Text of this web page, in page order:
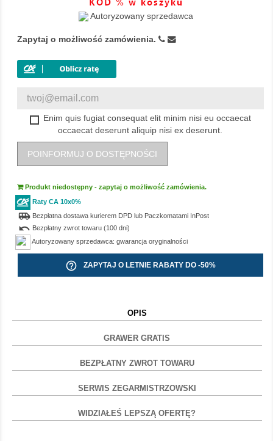
Autoryzowany sprzedawca
Zapytaj o możliwość zamówienia.
Enim quis fugiat consequat elit minim nisi eu occaecat
occaecat deserunt aliquip nisi ex deserunt.
POINFORMUJ O DOSTĘPNOŚCI
Produkt niedostępny - zapytaj o możliwość zamówienia.
Raty CA 10x0%
airport_shuttleBezpłatna dostawa kurierem DPD lub Paczkomatami InPost
undo Bezpłatny zwrot towaru (100 dni)
Autoryzowany sprzedawca: gwarancja oryginalności
help_outline ZAPYTAJ O LETNIE RABATY DO -50%
OPIS
GRAWER GRATIS
BEZPŁATNY ZWROT TOWARU
SERWIS ZEGARMISTRZOWSKI
WIDZIAŁEŚ LEPSZĄ OFERTĘ?